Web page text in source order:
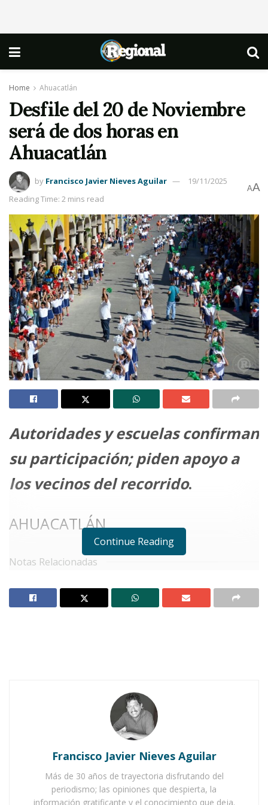
Home Ahuacatlán
Desfile del 20 de Noviembre
será de dos horas en
Ahuacatlán
by Francisco Javier Nieves Aguilar
19/11/2025
Reading Time: 2 mins read
AA
Autoridades y escuelas confirman
su participación; piden apoyo a
los vecinos del recorrido.
AHUACATLÁN.
Notas Relacionadas
Celebran con color y tradición el CXV aniversario
de la Revolución Mexicana
desfile del Día de la Revolución
Mexicana. Será un recorrido de
aproximadamente dos horas, de acuerdo con
las estimaciones oficiales.
Las instituciones escolares ya están preparadas.
También los organismos invitados. Cada uno
Continue Reading
Francisco Javier Nieves Aguilar
Más de 30 años de trayectoria disfrutando del
periodismo; las opiniones que despierta, la
información gratificante y el conocimiento que deja.